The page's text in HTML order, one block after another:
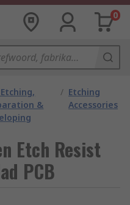
0
Etching,
&
/ Etching
Accessories
Etch Resist
PCB